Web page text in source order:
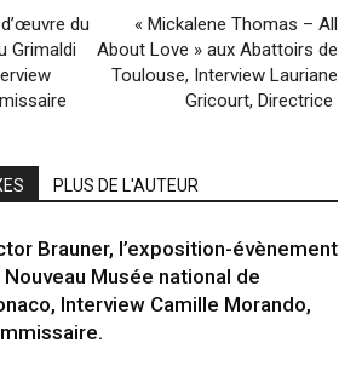
du
Grimaldi
« Mickalene Thomas – All
About Love » aux Abattoirs de
Toulouse, Interview Lauriane
Gricourt, Directrice
PLUS DE L'AUTEUR
Brauner, l’exposition-évènement
Nouveau Musée national de
Interview Camille Morando,